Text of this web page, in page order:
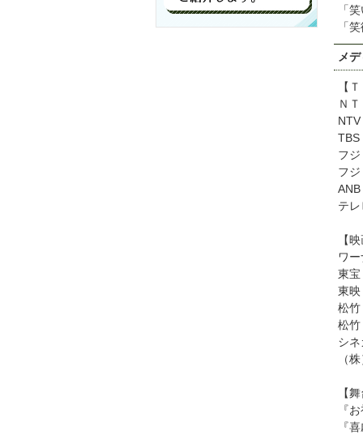
「
「
メ
【
Ｎ
TBS
フ
フ
テ
【
ワ
東宝
東映
松
松竹
シ
（
【
『
『